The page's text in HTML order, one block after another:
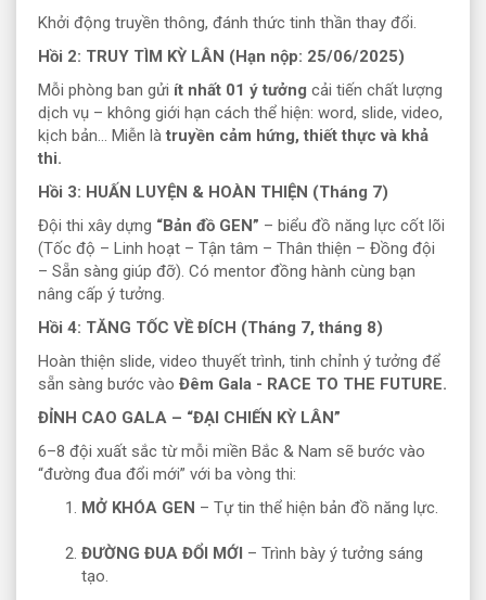
Khởi động truyền thông, đánh thức tinh thần thay đổi.
Hồi 2: TRUY TÌM KỲ LÂN (Hạn nộp: 25/06/2025)
Mỗi phòng ban gửi ít nhất 01 ý tưởng cải tiến chất lượng
dịch vụ – không giới hạn cách thể hiện: word, slide, video,
kịch bản... Miễn là truyền cảm hứng, thiết thực và khả
thi.
Hồi 3: HUẤN LUYỆN & HOÀN THIỆN (Tháng 7)
Đội thi xây dựng “Bản đồ GEN” – biểu đồ năng lực cốt lõi
(Tốc độ – Linh hoạt – Tận tâm – Thân thiện – Đồng đội
– Sẵn sàng giúp đỡ). Có mentor đồng hành cùng bạn
nâng cấp ý tưởng.
Hồi 4: TĂNG TỐC VỀ ĐÍCH (Tháng 7, tháng 8)
Hoàn thiện slide, video thuyết trình, tinh chỉnh ý tưởng để
sẵn sàng bước vào Đêm Gala - RACE TO THE FUTURE.
ĐỈNH CAO GALA – “ĐẠI CHIẾN KỲ LÂN”
6–8 đội xuất sắc từ mỗi miền Bắc & Nam sẽ bước vào
“đường đua đổi mới” với ba vòng thi:
MỞ KHÓA GEN – Tự tin thể hiện bản đồ năng lực.
ĐƯỜNG ĐUA ĐỔI MỚI – Trình bày ý tưởng sáng
tạo.